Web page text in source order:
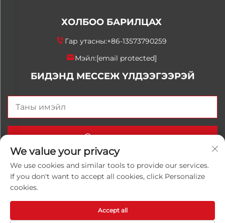
ХОЛБОО БАРИЛЦАХ
Гар утасны:+86-13573790259
Мэйл:[email protected]
БИДЭНД МЕССЕЖ ҮЛДЭЭГЭЭРЭЙ
Одоо илгээх
Хуульчийн эрх © 2025 Орос Улаанхангай Луванхонг
бодлого
We value your privacy
We use cookies and similar tools to provide our services.
If you don't want to accept all cookies, click Personalize
cookies.
Accept all